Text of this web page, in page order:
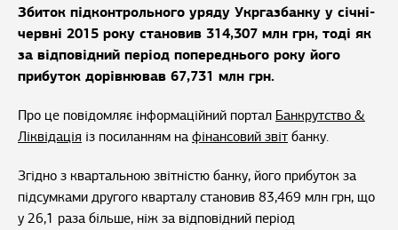
Збиток підконтрольного уряду Укргазбанку у січні-
червні 2015 року становив 314,307 млн грн, тоді як
за відповідний період попереднього року його
прибуток дорівнював 67,731 млн грн.
Про це повідомляє інформаційний портал Банкрутство &
Ліквідація із посиланням на фінансовий звіт банку.
Згідно з квартальною звітністю банку, його прибуток за
підсумками другого кварталу становив 83,469 млн грн, що
у 26,1 раза більше, ніж за відповідний період